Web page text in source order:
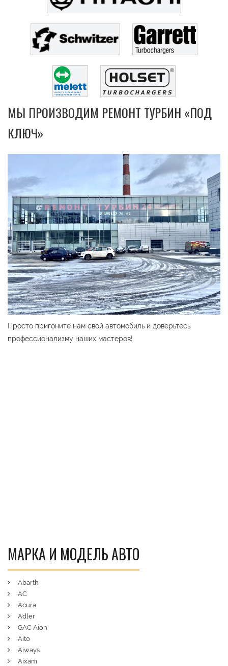
МЫ ПРОИЗВОДИМ РЕМОНТ ТУРБИН «ПОД
КЛЮЧ»
Просто пригоните нам свой автомобиль и доверьтесь
профессионализму наших мастеров!
МАРКА И МОДЕЛЬ АВТО
Abarth
AC
Acura
Adler
GAC Aion
Aito
Aiways
Aixam